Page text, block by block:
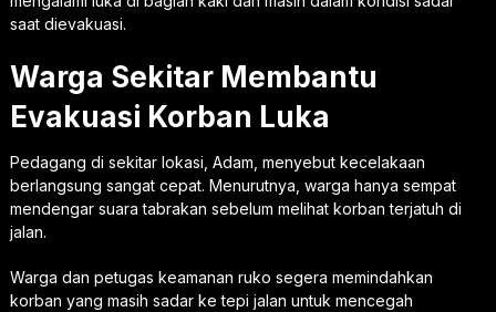
saat dievakuasi.
Warga Sekitar Membantu
Evakuasi Korban Luka
Pedagang di sekitar lokasi, Adam, menyebut kecelakaan
berlangsung sangat cepat. Menurutnya, warga hanya sempat
mendengar suara tabrakan sebelum melihat korban terjatuh di
jalan.
Warga dan petugas keamanan ruko segera memindahkan
korban yang masih sadar ke tepi jalan untuk mencegah